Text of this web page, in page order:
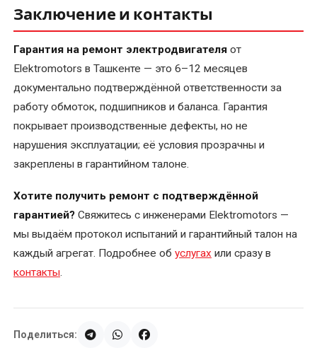
Заключение и контакты
Гарантия на ремонт электродвигателя от
Elektromotors в Ташкенте — это 6–12 месяцев
документально подтверждённой ответственности за
работу обмоток, подшипников и баланса. Гарантия
покрывает производственные дефекты, но не
нарушения эксплуатации; её условия прозрачны и
закреплены в гарантийном талоне.
Хотите получить ремонт с подтверждённой
гарантией? Свяжитесь с инженерами Elektromotors —
мы выдаём протокол испытаний и гарантийный талон на
каждый агрегат. Подробнее об услугах или сразу в
контакты.
Поделиться: